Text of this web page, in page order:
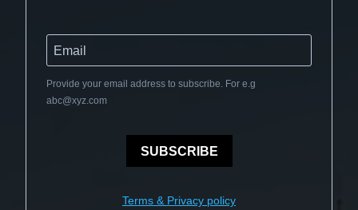
Provide your email address to subscribe. For e.g
abc@xyz.com
SUBSCRIBE
Terms & Privacy policy